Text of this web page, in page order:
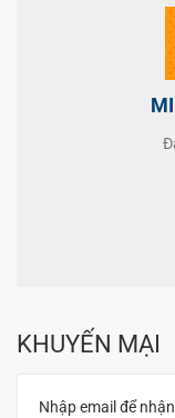
KHUYẾN MẠI
Nhập email để